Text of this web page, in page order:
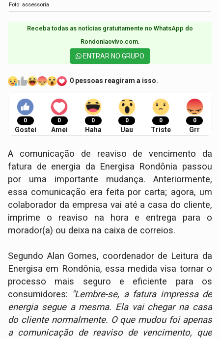
Foto: assessoria
Receba todas as notícias gratuitamente no WhatsApp do
Rondoniaovivo.com.​
ENTRAR NO GRUPO
0 pessoas reagiram a isso.
0
Gostei
0
Amei
0
Haha
0
Uau
0
Triste
0
Grr
A comunicação de reaviso de vencimento da
fatura de energia da Energisa Rondônia passou
por uma importante mudança. Anteriormente,
essa comunicação era feita por carta; agora, um
colaborador da empresa vai até a casa do cliente,
imprime o reaviso na hora e entrega para o
morador(a) ou deixa na caixa de correios.
Segundo Alan Gomes, coordenador de Leitura da
Energisa em Rondônia, essa medida visa tornar o
processo mais seguro e eficiente para os
consumidores: "Lembre-se, a fatura impressa de
energia segue a mesma. Ela vai chegar na casa
do cliente normalmente. O que mudou foi apenas
a comunicação de reaviso de vencimento, que